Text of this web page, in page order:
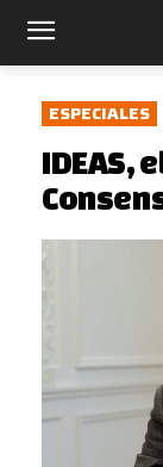
ESPECIALES
IDEAS,